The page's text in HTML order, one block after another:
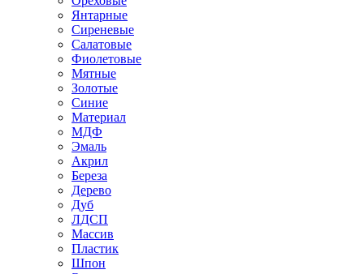
Янтарные
Сиреневые
Салатовые
Фиолетовые
Мятные
Золотые
Синие
Материал
МДФ
Эмаль
Акрил
Береза
Дерево
Дуб
ЛДСП
Массив
Пластик
Шпон